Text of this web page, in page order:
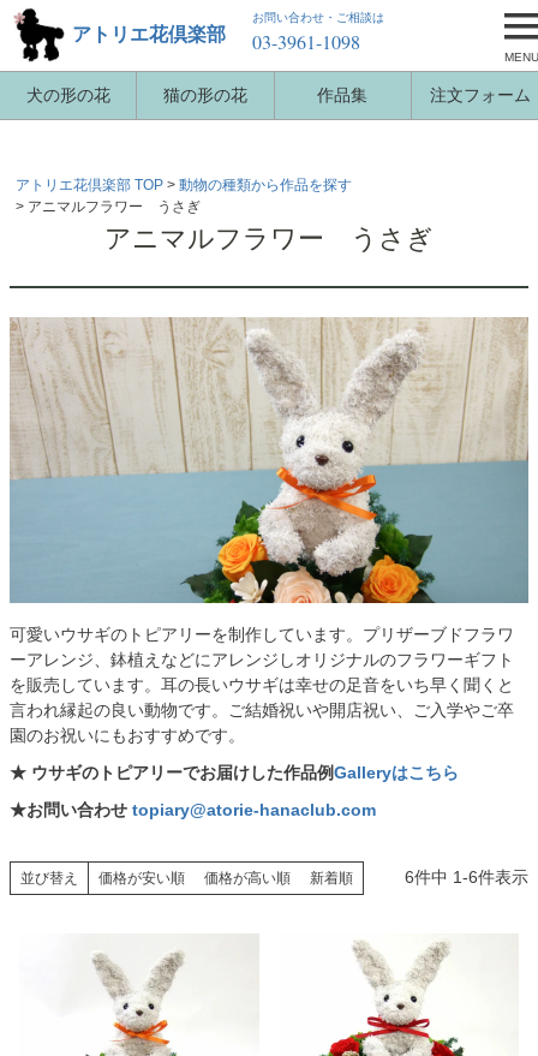
犬の形の花 猫の形の花 作品集 注文フォーム
アトリエ花倶楽部
お問い合わせ・ご相談は
03-3961-1098
MENU
アトリエ花倶楽部 TOP
動物の種類から作品を探す
アニマルフラワー うさぎ
アニマルフラワー うさぎ
可愛いウサギのトピアリーを制作しています。プリザーブドフラワ
ーアレンジ、鉢植えなどにアレンジしオリジナルのフラワーギフト
を販売しています。耳の長いウサギは幸せの足音をいち早く聞くと
言われ縁起の良い動物です。ご結婚祝いや開店祝い、ご入学やご卒
園のお祝いにもおすすめです。
★ ウサギのトピアリーでお届けした作品例Galleryはこちら
★お問い合わせ topiary@atorie-hanaclub.com
並び替え 価格が安い順 価格が高い順 新着順 6件中 1-6件表示